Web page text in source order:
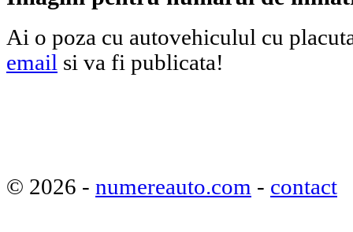
Ai o poza cu autovehiculul cu
email si va fi publicata!
© 2026 - numereauto.com - contact